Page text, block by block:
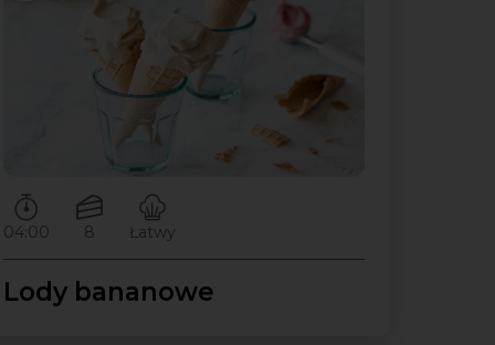
Czas przygotowywania:
04:00
Ilość porcji:
8
Poziom trudności:
Łatwy
Lody bananowe